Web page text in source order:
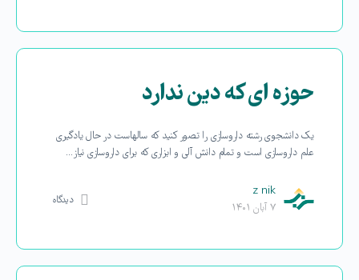
حوزه ای که دین ندارد
یک دانشجوی رشته داروسازی را تصور کنید که سالهاست در حال یادگیری
علم داروسازی است و تمام دانش آلی و ابزاری که برای داروسازی نیاز…
z nik
۷ آبان ۱۴۰۱
دیدگاه